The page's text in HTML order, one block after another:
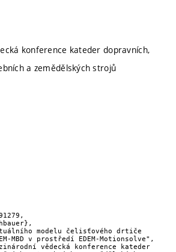
konference kateder dopravních,
a zemědělských strojů
MBD v prostředí EDEM-Motionsolve",